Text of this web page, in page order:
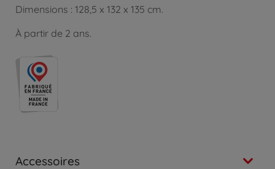
Dimensions : 128,5 x 132 x 135 cm.
À partir de 2 ans.
Accessoires